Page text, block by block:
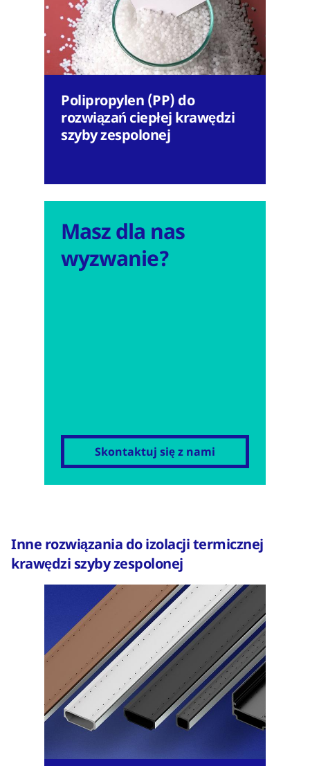
Polipropylen (PP) do
rozwiązań ciepłej krawędzi
szyby zespolonej
Masz dla nas
wyzwanie?
Skontaktuj się z nami
Inne rozwiązania do izolacji termicznej
krawędzi szyby zespolonej